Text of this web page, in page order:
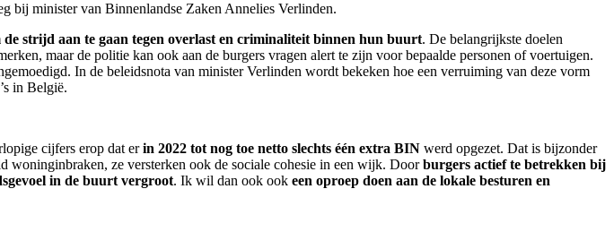
bij minister van Binnenlandse Zaken Annelies Verlinden.
strijd aan te gaan tegen overlast en criminaliteit binnen hun buurt. De belangrijkste doelen
maar de politie kan ook aan de burgers vragen alert te zijn voor bepaalde personen of voertuigen.
In de beleidsnota van minister Verlinden wordt bekeken hoe een verruiming van deze vorm
in België.
cijfers erop dat erin 2022 tot nog toe netto slechts één extra BIN werd opgezet. Dat is bijzonder
woninginbraken, ze versterken ook de sociale cohesie in een wijk. Doorburgers actief te betrekken bij
in de buurt vergroot. Ik wil dan ook ook een oproep doen aan de lokale besturen en